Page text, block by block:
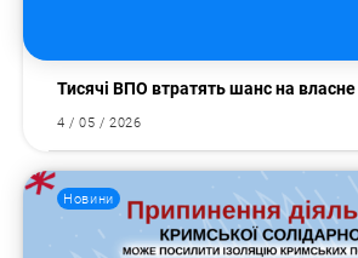
Тисячі ВПО втратять шанс на
4 / 05 / 2026
Новини